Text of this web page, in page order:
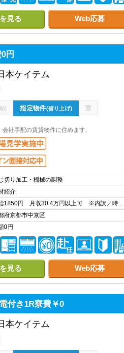
見る Web応募
円
本ケイテム
) 指定物件(借り上げ) 寮
社手配の賃貸物件に住めます。
切り加工・機械の調整
紹介
1850円 月収30.4万円以上可 ※内訳／時…
府京都市中京区
0円
見る Web応募
付き1R寮費￥0
本ケイテム